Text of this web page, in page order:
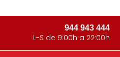
944 943 444
L-S de 9:00h a 22:00h